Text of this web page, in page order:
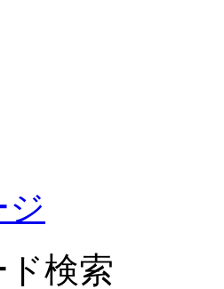
ジ
検索